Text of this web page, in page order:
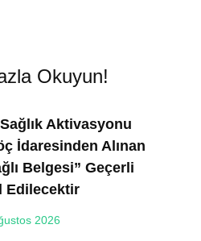
Okuyun!
Aktivasyonu
İdaresinden Alınan
Belgesi” Geçerli
Edilecektir
2026